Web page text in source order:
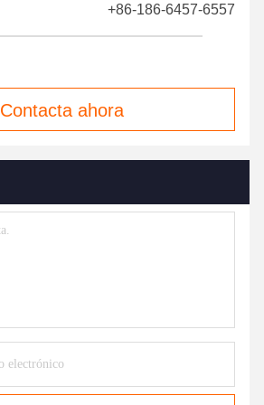
+86-186-6457-6557
Contacta ahora